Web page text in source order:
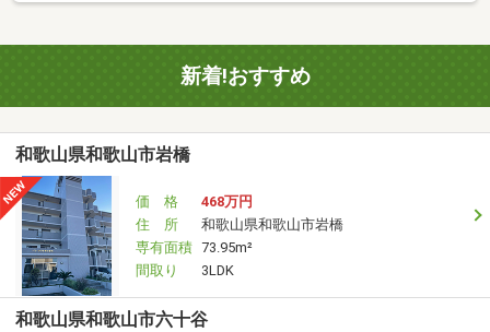
新着!おすすめ
和歌山県和歌山市岩橋
価 格
468万円
住 所
和歌山県和歌山市岩橋
専有面積 73.95m²
間取り
3LDK
和歌山県和歌山市六十谷